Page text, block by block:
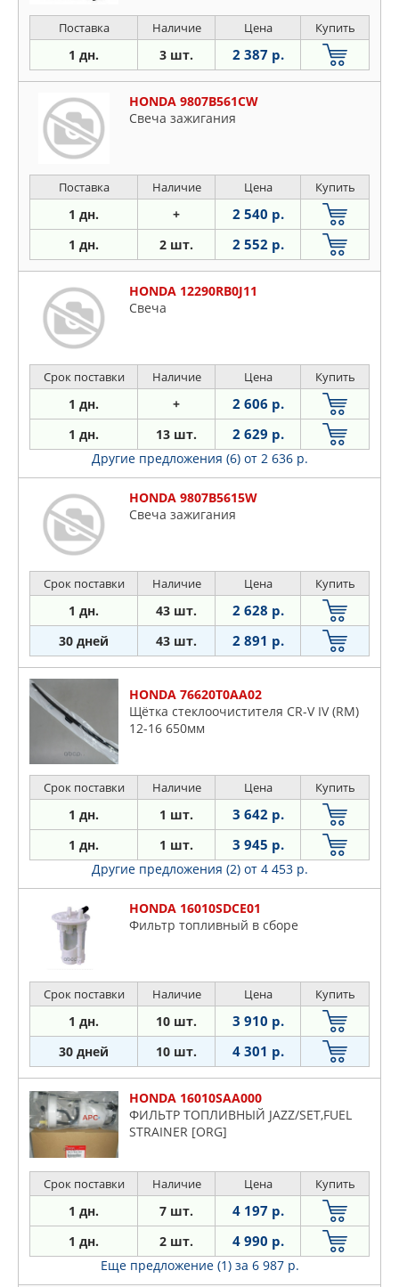
Поставка Наличие Цена Купить
1 дн. 3 шт. 2 387 р.
HONDA 9807B561CW
Свеча зажигания
Поставка Наличие Цена Купить
1 дн. + 2 540 р.
1 дн. 2 шт. 2 552 р.
HONDA 12290RB0J11
Свеча
Срок поставки Наличие Цена Купить
1 дн. + 2 606 р.
1 дн. 13 шт. 2 629 р.
Другие предложения (6) от 2 636 р.
HONDA 9807B5615W
Свеча зажигания
Срок поставки Наличие Цена Купить
1 дн. 43 шт. 2 628 р.
30 дней 43 шт. 2 891 р.
HONDA 76620T0AA02
Щётка стеклоочистителя CR-V IV (RM)
12-16 650мм
Срок поставки Наличие Цена Купить
1 дн. 1 шт. 3 642 р.
1 дн. 1 шт. 3 945 р.
Другие предложения (2) от 4 453 р.
HONDA 16010SDCE01
Фильтр топливный в сборе
Срок поставки Наличие Цена Купить
1 дн. 10 шт. 3 910 р.
30 дней 10 шт. 4 301 р.
HONDA 16010SAA000
ФИЛЬТР ТОПЛИВНЫЙ JAZZ/SET,FUEL
STRAINER [ORG]
Срок поставки Наличие Цена Купить
1 дн. 7 шт. 4 197 р.
1 дн. 2 шт. 4 990 р.
Еще предложение (1) за 6 987 р.